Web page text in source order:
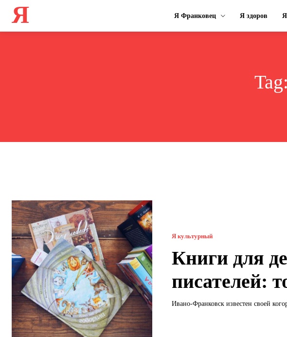
Я Я Франковец Я здоров
Tag:
Я культурный
Книги для
писателей:
Ивано-Франковск известен своей